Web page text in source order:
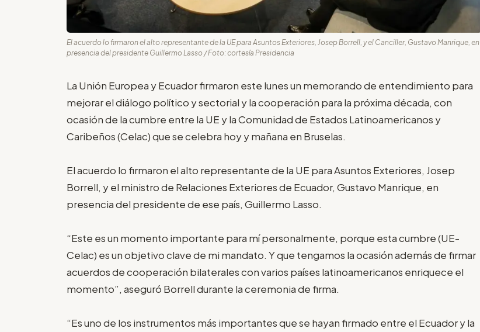
El acuerdo lo firmaron el alto representante de la UE para Asuntos Exteriores, Josep Borrell, y el Canciller, Gustavo Manrique, en
presencia del presidente Guillermo Lasso / Foto: cortesía Presidencia
La Unión Europea y Ecuador firmaron este lunes un memorando de entendimiento para
mejorar el diálogo político y sectorial y la cooperación para la próxima década, con
ocasión de la cumbre entre la UE y la Comunidad de Estados Latinoamericanos y
Caribeños (Celac) que se celebra hoy y mañana en Bruselas.
El acuerdo lo firmaron el alto representante de la UE para Asuntos Exteriores, Josep
Borrell, y el ministro de Relaciones Exteriores de Ecuador, Gustavo Manrique, en
presencia del presidente de ese país, Guillermo Lasso.
“Este es un momento importante para mí personalmente, porque esta cumbre (UE-
Celac) es un objetivo clave de mi mandato. Y que tengamos la ocasión además de firmar
acuerdos de cooperación bilaterales con varios países latinoamericanos enriquece el
momento”, aseguró Borrell durante la ceremonia de firma.
“Es uno de los instrumentos más importantes que se hayan firmado entre el Ecuador y la